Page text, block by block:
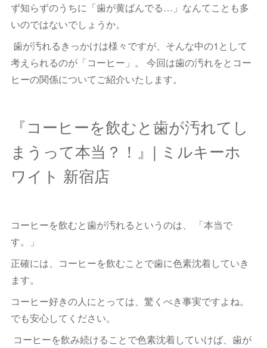
ず知らずのうちに「歯が黄ばんでる…」なんてことも多
いのではないでしょうか。
歯が汚れるきっかけは様々ですが、そんな中の1として
考えられるのが「コーヒー」。 今回は歯の汚れをとコー
ヒーの関係についてご紹介いたします。
『コーヒーを飲むと歯が汚れてし
まうって本当？！』| ミルキーホ
ワイト 新宿店
コーヒーを飲むと歯が汚れるというのは、 「本当で
す。」
正確には、コーヒーを飲むことで歯に色素沈着していき
ます。
コーヒー好きの人にとっては、驚くべき事実ですよね。
でも安心してください。
コーヒーを飲み続けることで色素沈着していけば、歯が